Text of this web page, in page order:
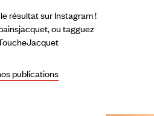
résultat sur Instagram !
ou tagguez
publications